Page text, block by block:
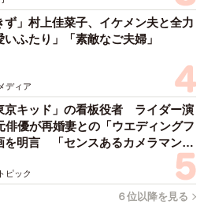
ず」村上佳菜子、イケメン夫と全力
ふたり」「素敵なご夫婦」
ディア
京キッド」の看板役者 ライダー演
俳優が再婚妻との「ウエディングフ
を明言 「センスあるカメラマン求
ピック
６位以降を見る